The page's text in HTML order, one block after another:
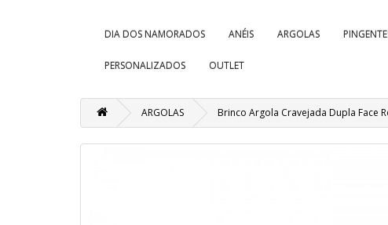
DIA DOS NAMORADOS ANÉIS ARGOLAS
PERSONALIZADOS OUTLET
ARGOLAS Brinco Argola Cravejada Dupla Face